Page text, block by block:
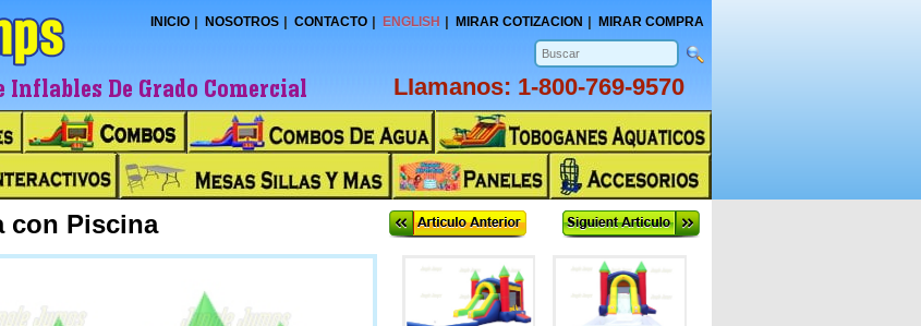
INICIO NOSOTROS CONTACTO ENGLISH MIRAR COTIZACION MIRAR COMPRA
Inflables De Grado Comercial LIamanos: 1-800-769-9570
con Piscina